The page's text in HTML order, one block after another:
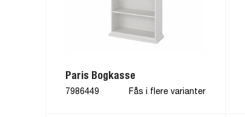
Paris Bogkasse
7986449 Fås i flere varianter